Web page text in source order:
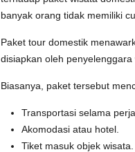
banyak orang tidak memiliki
Paket tour domestik
disiapkan oleh penyelenggara
Biasanya, paket tersebut
Transportasi selama
Akomodasi atau hotel.
Tiket masuk objek wisata.